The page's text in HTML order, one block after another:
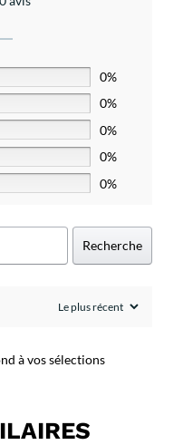
0%
0%
0%
0%
0%
Recherche
à vos sélections